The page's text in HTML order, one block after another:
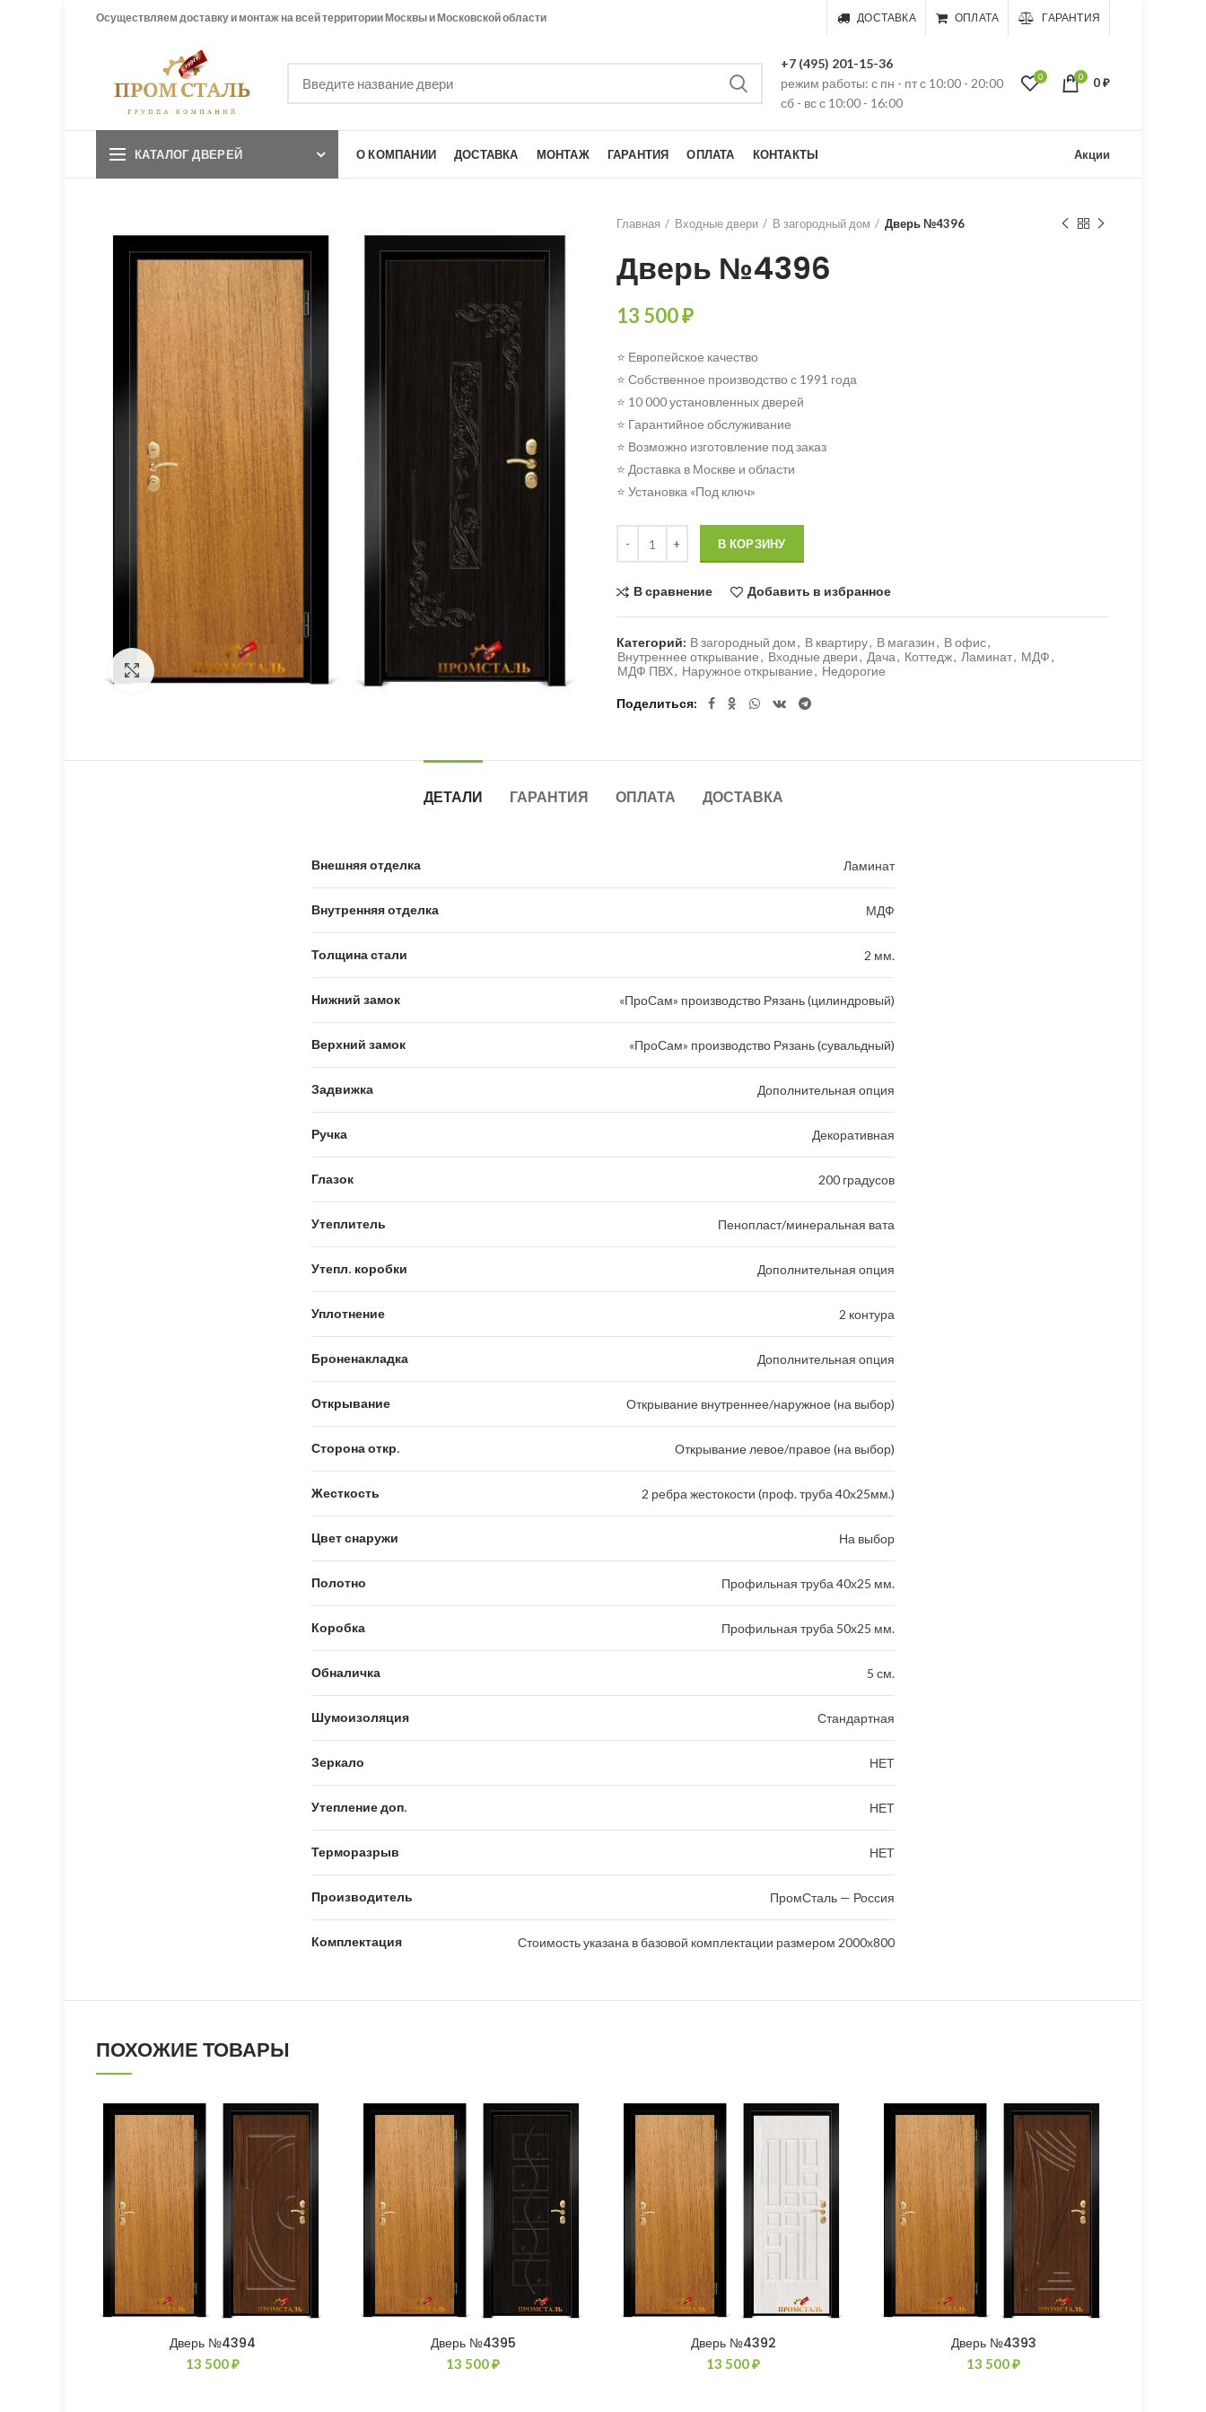
Осуществляем доставку и монтаж на всей территории Москвы и Московской области ДОСТАВКА ОПЛАТА ГАРАНТИЯ
+7 (495) 201-15-36
режим работы: с пн - пт с 10:00 - 20:00
сб - вс с 10:00 - 16:00
0 0 0₽
КАТАЛОГ ДВЕРЕЙ О КОМПАНИИ ДОСТАВКА МОНТАЖ ГАРАНТИЯ ОПЛАТА КОНТАКТЫ Акции
Click to enlarge
Главная Входные двери В загородный дом Дверь №4396
Дверь №4396
13 500₽
⭐ Европейское качество
⭐ Собственное производство с 1991 года
⭐ 10 000 установленных дверей
⭐ Гарантийное обслуживание
⭐ Возможно изготовление под заказ
⭐ Доставка в Москве и области
⭐ Установка «Под ключ»
В КОРЗИНУ
В сравнение Добавить в избранное
Категорий: В загородный дом, В квартиру, В магазин, В офис,
Внутреннее открывание, Входные двери, Дача, Коттедж, Ламинат, МДФ,
МДФ ПВХ, Наружное открывание, Недорогие
Поделиться
ДЕТАЛИ ГАРАНТИЯ ОПЛАТА ДОСТАВКА
Внешняя отделка Ламинат
Внутренняя отделка МДФ
Толщина стали 2 мм.
Нижний замок «ПроСам» производство Рязань (цилиндровый)
Верхний замок «ПроСам» производство Рязань (сувальдный)
Задвижка Дополнительная опция
Ручка Декоративная
Глазок 200 градусов
Утеплитель Пенопласт/минеральная вата
Утепл. коробки Дополнительная опция
Уплотнение 2 контура
Броненакладка Дополнительная опция
Открывание Открывание внутреннее/наружное (на выбор)
Сторона откр. Открывание левое/правое (на выбор)
Жесткость 2 ребра жестокости (проф. труба 40х25мм.)
Цвет снаружи На выбор
Полотно Профильная труба 40х25 мм.
Коробка Профильная труба 50х25 мм.
Обналичка 5 см.
Шумоизоляция Стандартная
Зеркало НЕТ
Утепление доп. НЕТ
Терморазрыв НЕТ
Производитель ПромСталь — Россия
Комплектация Стоимость указана в базовой комплектации размером 2000х800
ПОХОЖИЕ ТОВАРЫ
Дверь №4394
13 500₽
Дверь №4395
13 500₽
Дверь №4392
13 500₽
Дверь №4393
13 500₽